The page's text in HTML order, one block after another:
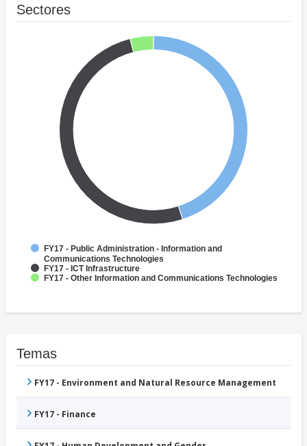
Sectores
FY17 - Public Administration - Information and
Communications Technologies
FY17 - ICT Infrastructure
FY17 - Other Information and Communications Technologies
Temas
FY17 - Environment and Natural Resource Management
FY17 - Finance